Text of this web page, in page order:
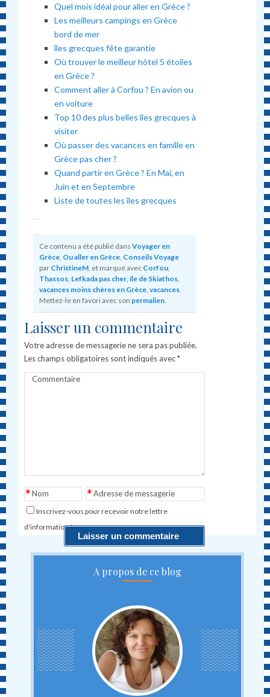
Quel mois idéal pour aller en Grèce ?
Les meilleurs campings en Grèce
bord de mer
îles grecques fête garantie
Où trouver le meilleur hôtel 5 étoiles
en Grèce ?
Comment aller à Corfou ? En avion ou
en voiture
Top 10 des plus belles îles grecques à
visiter
Où passer des vacances en famille en
Grèce pas cher ?
Quand partir en Grèce ? En Mai, en
Juin et en Septembre
Liste de toutes les îles grecques
Ce contenu a été publié dansVoyager en
Grèce Ou aller en Grèce Conseils Voyage
par ChristineM , et marqué avec Corfou
Thassos Lefkada pas cher ,île de Skiathos
vacances moins chères en Grèce ,vacances
Mettez-le en favori avec son permalien
Laisser un commentaire
Votre adresse de messagerie ne sera pas publiée.
Les champs obligatoires sont indiqués avec*
Commentaire
Nom
* Adresse de messagerie
*
Inscrivez-vous pour recevoir notre lettre
d'information !
A propos de ce blog